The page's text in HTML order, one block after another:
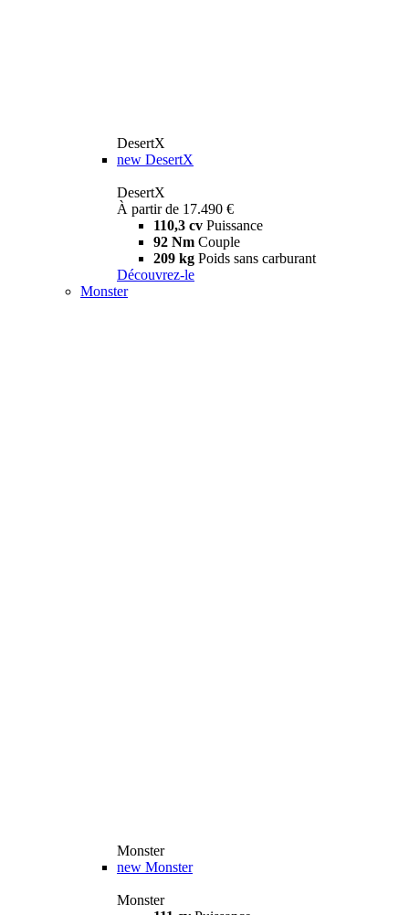
DesertX
new DesertX
DesertX
À partir de 17.490 €
110,3 cv Puissance
92 Nm Couple
209 kg Poids sans carburant
Découvrez-le
Monster
Monster
new Monster
Monster